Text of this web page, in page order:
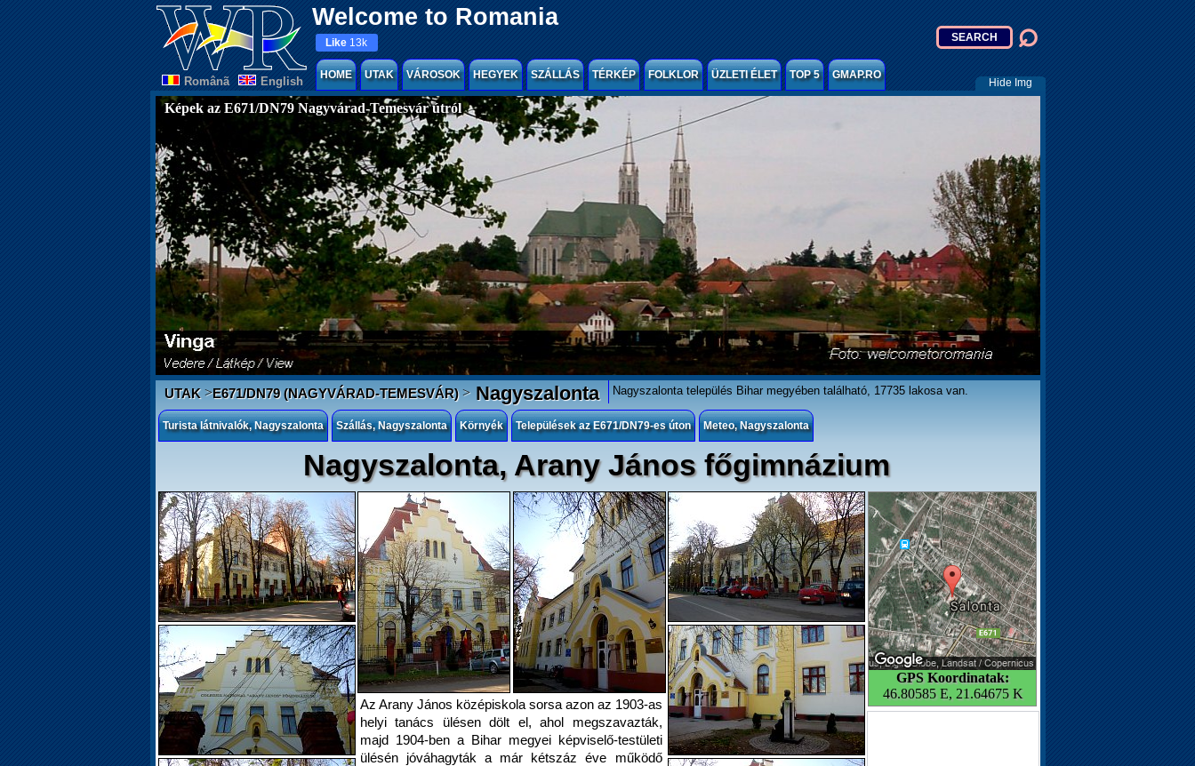
Welcome to Romania
Românã English
Like 13k
HOME UTAK VÁROSOK HEGYEK SZÁLLÁS TÉRKÉP FOLKLOR ÜZLETI ÉLET TOP 5 GMAP.RO
Hide Img
Képek az E671/DN79 Nagyvárad-Temesvár útról
UTAK>E671/DN79 (NAGYVÁRAD-TEMESVÁR)>Nagyszalonta Nagyszalonta település Bihar megyében található, 17735 lakosa van.
Turista látnivalók, Nagyszalonta Szállás, Nagyszalonta Környék Települések az E671/DN79-es úton Meteo, Nagyszalonta
Nagyszalonta, Arany János főgimnázium
GPS Koordinatak:
46.80585 E, 21.64675 K
Az Arany János középiskola sorsa azon az 1903-as
helyi tanács ülésen dölt el, ahol megszavazták,
majd 1904-ben a Bihar megyei képviselő-testületi
ülésén jóváhagyták a már kétszáz éve működő